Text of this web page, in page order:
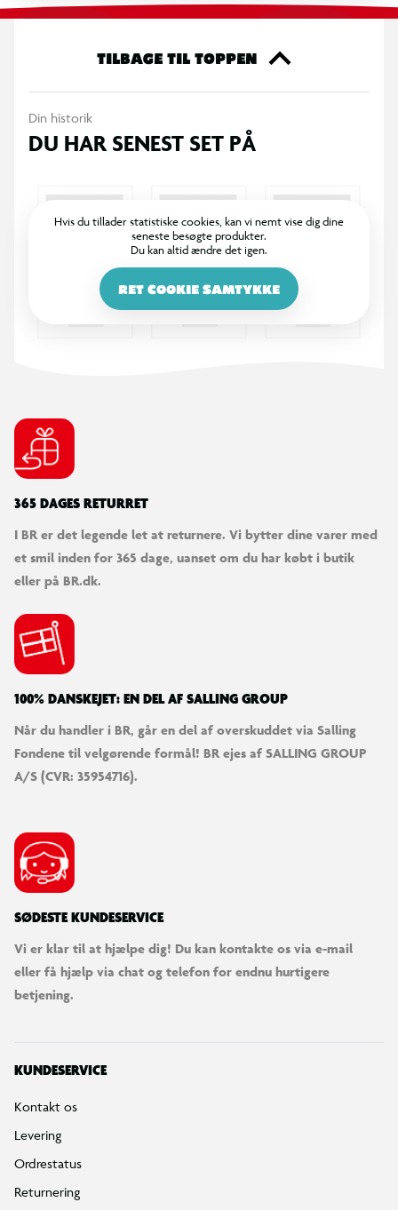
Bemærk! Varen er assorteret, og en specifik variant kan ikke
garanteres.
TILBAGE TIL TOPPEN
Din historik
DU HAR SENEST SET PÅ
Hvis du tillader statistiske cookies, kan vi nemt vise dig dine
seneste besøgte produkter.
Du kan altid ændre det igen.
RET COOKIE SAMTYKKE
365 DAGES RETURRET
I BR er det legende let at returnere. Vi bytter dine varer med
et smil inden for 365 dage, uanset om du har købt i butik
eller på BR.dk.
100% DANSKEJET: EN DEL AF SALLING GROUP
Når du handler i BR, går en del af overskuddet via Salling
Fondene til velgørende formål! BR ejes af SALLING GROUP
A/S (CVR: 35954716).
SØDESTE KUNDESERVICE
Vi er klar til at hjælpe dig! Du kan kontakte os via e-mail
eller få hjælp via chat og telefon for endnu hurtigere
betjening.
KUNDESERVICE
Kontakt os
Levering
Ordrestatus
Returnering